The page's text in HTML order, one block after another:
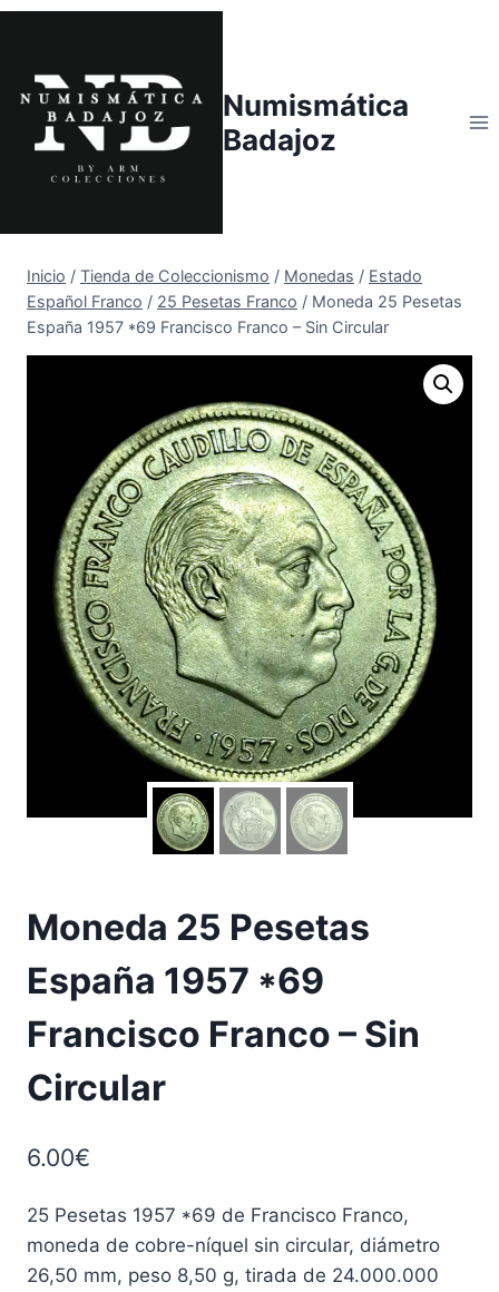
Saltar
contenido
Numismática
Badajoz
Inicio / Tienda de Coleccionismo / Monedas / Estado
Español Franco / 25 Pesetas Franco / Moneda 25 Pesetas
España 1957 *69 Francisco Franco – Sin Circular
Moneda 25 Pesetas
España 1957 *69
Francisco Franco – Sin
Circular
6.00€
25 Pesetas 1957 *69 de Francisco Franco,
moneda de cobre-níquel sin circular, diámetro
26,50 mm, peso 8,50 g, tirada de 24.000.000